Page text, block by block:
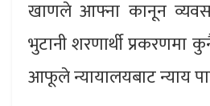
खाणले आफ्ना कानून
भुटानी शरणार्थी प्रकरणमा
आफूले न्यायालयबाट न्याय